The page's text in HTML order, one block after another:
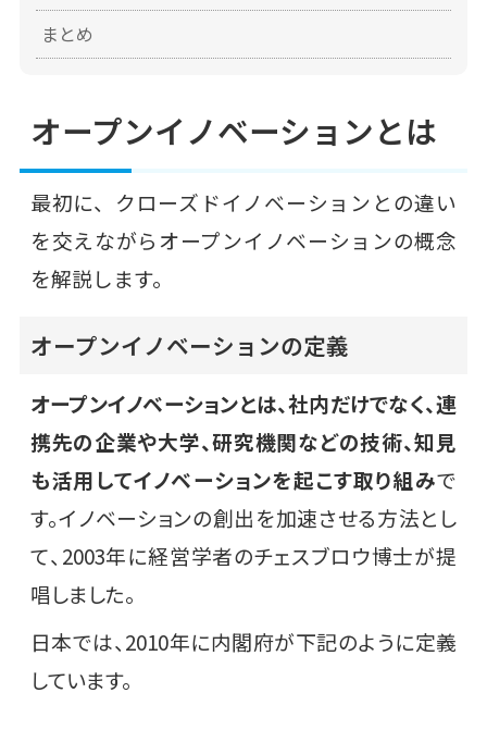
まとめ
オープンイノベーションとは
最初に、クローズドイノベーションとの違い
を交えながらオープンイノベーションの概念
を解説します。
オープンイノベーションの定義
オープンイノベーションとは、社内だけでなく、連
携先の企業や大学、研究機関などの技術、知見
も活用してイノベーションを起こす取り組みで
す。イノベーションの創出を加速させる方法とし
て、2003年に経営学者のチェスブロウ博士が提
唱しました。
日本では、2010年に内閣府が下記のように定義
しています。